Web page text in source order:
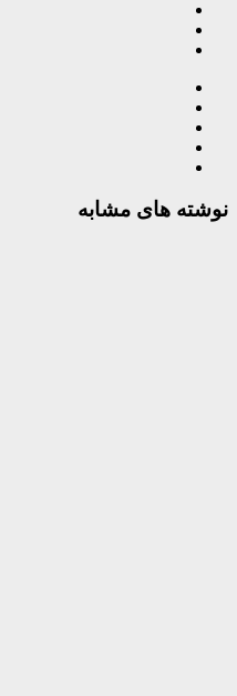
نوشته های مشابه